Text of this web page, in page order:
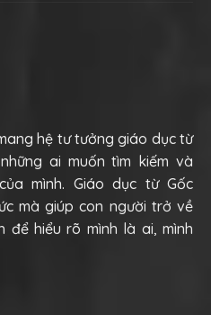
hệ tư tưởng giáo dục từ
ai muốn tìm kiếm và
mình. Giáo dục từ Gốc
mà giúp con người trở về
để hiểu rõ mình là ai, mình